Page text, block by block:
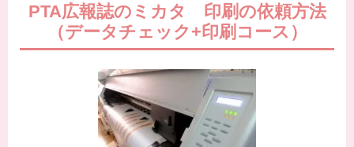
PTA広報誌のミカタ 印刷の依頼方法
（データチェック+印刷コース）